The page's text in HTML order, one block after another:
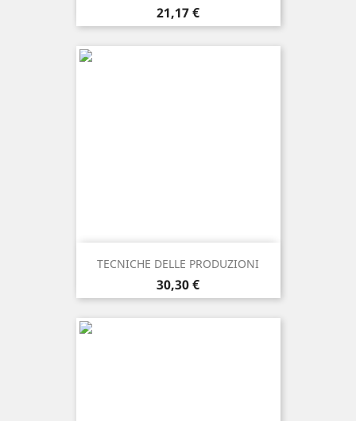
Prezzo
21,17 €
TECNICHE DELLE PRODUZIONI
Prezzo
30,30 €